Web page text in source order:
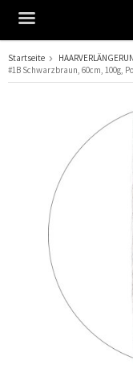
Das
Startseite
#1B Schwarzbraun, 60cm, 100g,